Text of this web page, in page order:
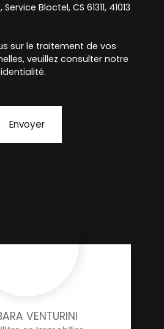
Bloctel, CS 61311, 41013
sur le traitement de vos
veuillez consulter notre
.
Envoyer
VENTURINI